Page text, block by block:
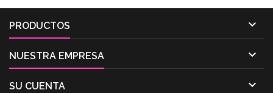
PRODUCTOS 
NUESTRA EMPRESA 
SU CUENTA 